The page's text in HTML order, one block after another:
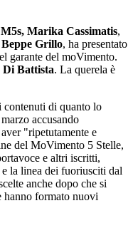
M5s, Marika Cassimatis,
Beppe Grillo, ha presentato
garante del moVimento.
Di Battista. La querela è
di quanto lo
accusando
"ripetutamente e
del MoVimento 5 Stelle,
e altri iscritti,
la linea dei fuoriusciti dal
anche dopo che si
hanno formato nuovi